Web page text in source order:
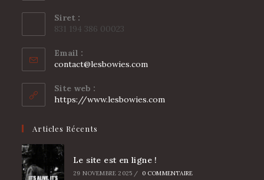
Siret :
831 194 386 00023
Email :
contact@lesbowies.com
Site web :
https://www.lesbowies.com
Articles Récents
Le site est en ligne !
29 NOVEMBRE 2025 / 0 COMMENTAIRE